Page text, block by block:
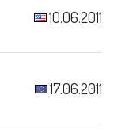
10.06.2011
17.06.2011